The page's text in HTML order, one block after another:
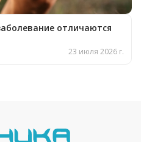
отличаются
23 июля 2026 г.